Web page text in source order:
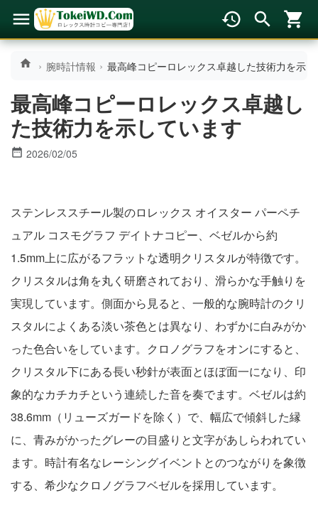
腕時計情報 最高峰コピーロレックス卓越した技術力を示
最高峰コピーロレックス卓越し
た技術力を示しています
2026/02/05
ステンレススチール製のロレックス オイスター パーペチ
ュアル コスモグラフ デイトナコピー、ベゼルから約
1.5mm上に広がるフラットな透明クリスタルが特徴です。
クリスタルは角を丸く研磨されており、滑らかな手触りを
実現しています。側面から見ると、一般的な腕時計のクリ
スタルによくある淡い茶色とは異なり、わずかに白みがか
った色合いをしています。クロノグラフをオンにすると、
クリスタル下にある長い秒針が表面とほぼ面一になり、印
象的なカチカチという連続した音を奏でます。ベゼルは約
38.6mm（リューズガードを除く）で、幅広で傾斜した縁
に、青みがかったグレーの目盛りと文字があしらわれてい
ます。時計有名なレーシングイベントとのつながりを象徴
する、希少なクロノグラフベゼルを採用しています。